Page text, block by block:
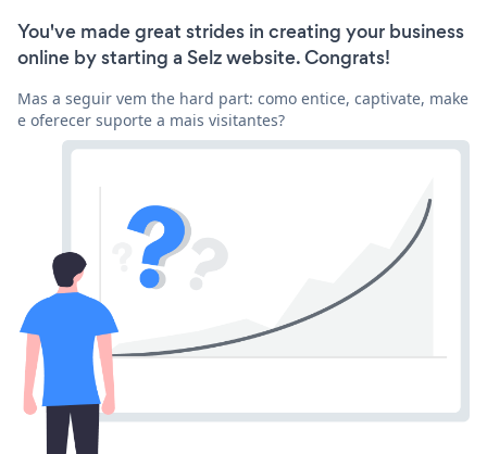
You've made great strides in creating your business
online by starting a Selz website. Congrats!
Mas a seguir vem the hard part: como entice, captivate, make
e oferecer suporte a mais visitantes?